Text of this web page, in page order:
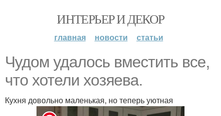
ИНТЕРЬЕР И ДЕКОР
главная новости статьи
Чудом удалось вместить все,
что хотели хозяева.
Кухня довольно маленькая, но теперь уютная